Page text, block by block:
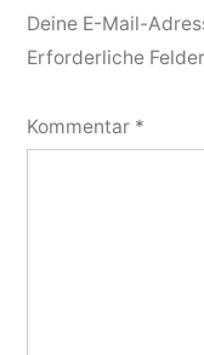
Deine E-Mail-
Erforderliche
Kommentar *